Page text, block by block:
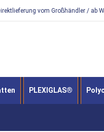
vom Großhändler / ab
PLEXIGLAS®